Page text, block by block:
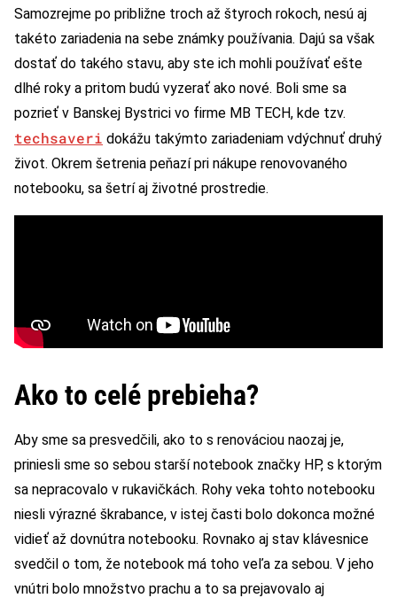
Samozrejme po približne troch až štyroch rokoch, nesú aj
takéto zariadenia na sebe známky používania. Dajú sa však
dostať do takého stavu, aby ste ich mohli používať ešte
dlhé roky a pritom budú vyzerať ako nové. Boli sme sa
pozrieť v Banskej Bystrici vo firme MB TECH, kde tzv.
techsaveri dokážu takýmto zariadeniam vdýchnuť druhý
život. Okrem šetrenia peňazí pri nákupe renovovaného
notebooku, sa šetrí aj životné prostredie.
Ako to celé prebieha?
Aby sme sa presvedčili, ako to s renováciou naozaj je,
priniesli sme so sebou starší notebook značky HP, s ktorým
sa nepracovalo v rukavičkách. Rohy veka tohto notebooku
niesli výrazné škrabance, v istej časti bolo dokonca možné
vidieť až dovnútra notebooku. Rovnako aj stav klávesnice
svedčil o tom, že notebook má toho veľa za sebou. V jeho
vnútri bolo množstvo prachu a to sa prejavovalo aj